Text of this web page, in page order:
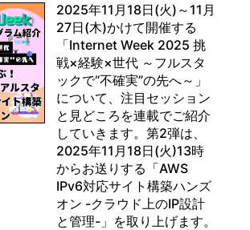
2025年11月18日(火)～11月
27日(木)かけて開催する
「Internet Week 2025 挑
戦×経験×世代 ～フルスタ
ックで“不確実”の先へ～」
について、注目セッション
と見どころを連載でご紹介
していきます。第2弾は、
2025年11月18日(火)13時
からお送りする「AWS
IPv6対応サイト構築ハンズ
オン -クラウド上のIP設計
と管理-」を取り上げます。